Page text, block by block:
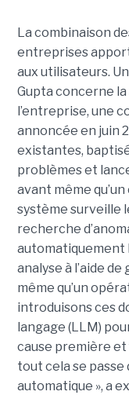
La combinaison
entreprises
aux utilisateurs.
Gupta concerne
l’entreprise, une
annoncée en juin
existantes,
problèmes et
avant même
système surveille
recherche
automatiquement
analyse à l’aide
même qu’un
introduisons ces
langage (LLM)
cause première
tout cela se
automatique », a